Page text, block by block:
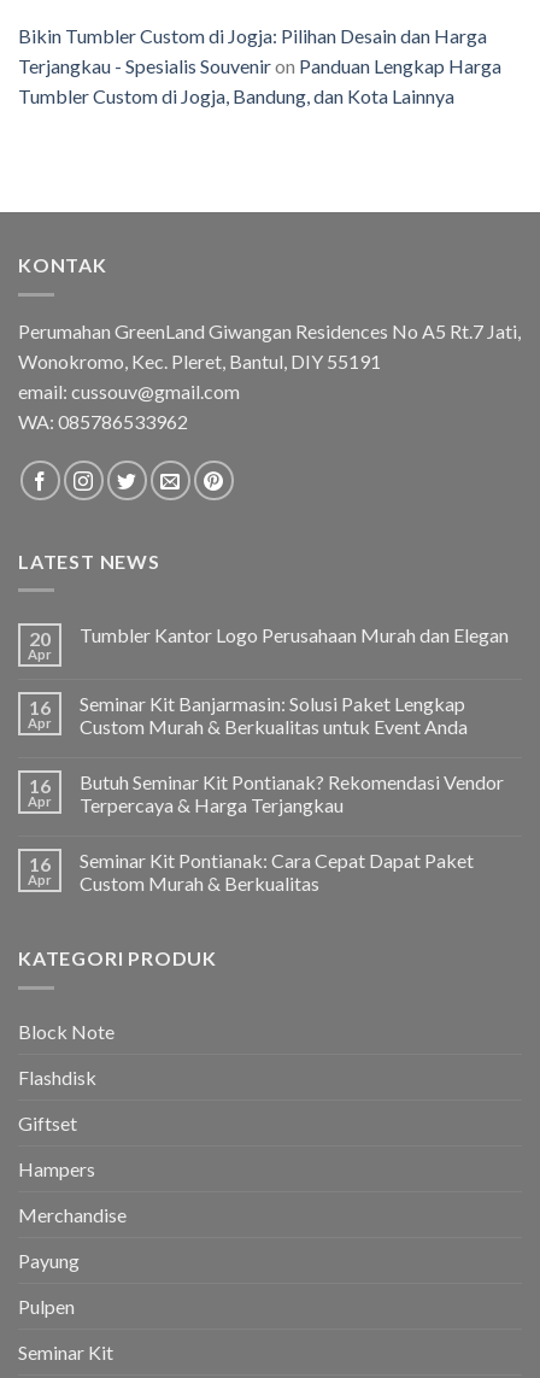
Bikin Tumbler Custom di Jogja: Pilihan Desain dan Harga
Terjangkau - Spesialis Souveniron Panduan Lengkap Harga
Tumbler Custom di Jogja, Bandung, dan Kota Lainnya
KONTAK
Perumahan GreenLand Giwangan Residences No A5 Rt.7 Jati,
Wonokromo, Kec. Pleret, Bantul, DIY 55191
email: cussouv@gmail.com
WA: 085786533962
LATEST NEWS
20
Apr
Tumbler Kantor Logo Perusahaan Murah dan Elegan
16
Apr
Seminar Kit Banjarmasin: Solusi Paket Lengkap
Custom Murah & Berkualitas untuk Event Anda
16
Apr
Butuh Seminar Kit Pontianak? Rekomendasi Vendor
Terpercaya & Harga Terjangkau
16
Apr
Seminar Kit Pontianak: Cara Cepat Dapat Paket
Custom Murah & Berkualitas
KATEGORI PRODUK
Block Note
Flashdisk
Giftset
Hampers
Merchandise
Payung
Pulpen
Seminar Kit